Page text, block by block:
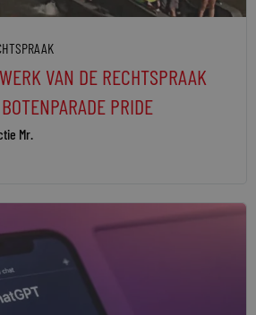
VAN DE RECHTSPRAAK
PRIDE
Mr.